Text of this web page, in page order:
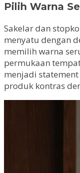
Pilih Warna
Sakelar dan
menyatu dengan
memilih warna
permukaan
menjadi
produk kontras